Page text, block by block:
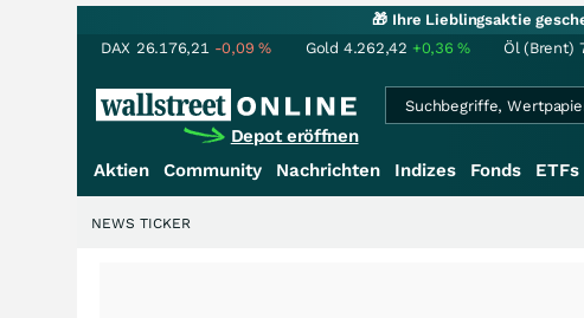
🎁 Ihre Lieblingsaktie
DAX 26.176,21 -0,09% Gold 4.262,42 +0,36% Öl (Brent)
Depot eröffnen
Aktien Community Nachrichten Indizes Fonds ETFs
NEWS TICKER